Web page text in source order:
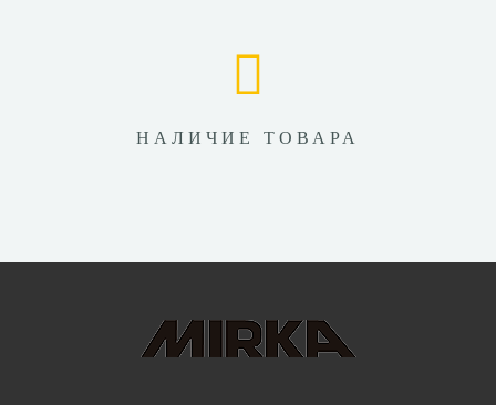
НАЛИЧИЕ ТОВАРА